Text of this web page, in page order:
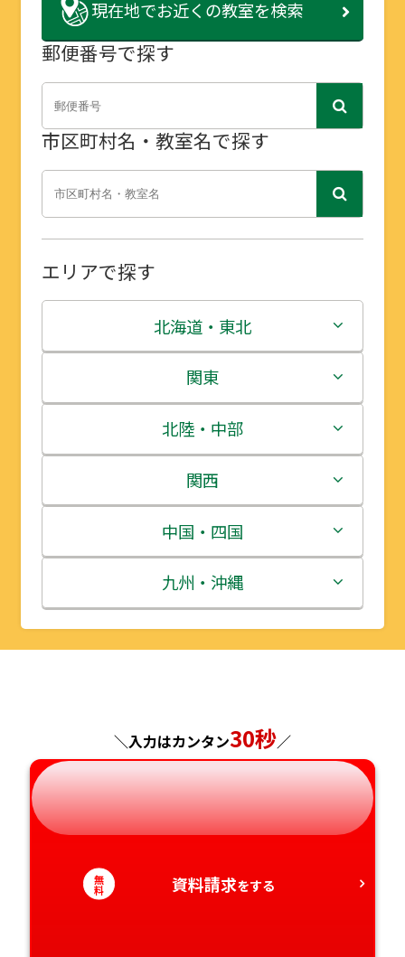
現在地でお近くの教室を検索
郵便番号で探す
市区町村名・教室名で探す
エリアで探す
北海道・東北
北海道
青森県
岩手県
宮城県
秋田県
山形県
関東
茨城県
栃木県
群馬県
埼玉県
千葉県
神奈川県
北陸・中部
新潟県
富山県
石川県
福井県
長野県
岐阜県
静岡県
愛知県
関西
三重県
滋賀県
京都府
兵庫県
奈良県
和歌山県
中国・四国
鳥取県
島根県
広島県
山口県
徳島県
香川県
九州・沖縄
福岡県
長崎県
熊本県
大分県
宮崎県
＼入力はカンタン30秒／
無
料 資料請求をする